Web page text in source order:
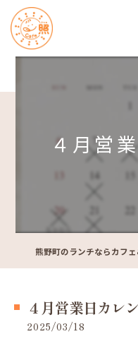
４月営
４月営業日カレ
2025/03/18